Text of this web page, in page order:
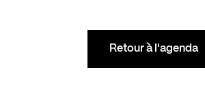
Retour à l'agenda